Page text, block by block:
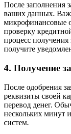
После заполнения
ваших данных.
микрофинансовые
проверку
процесс
получите
4. Получение
После одобрения
реквизиты своей
перевод денег.
нескольких минут
систем.